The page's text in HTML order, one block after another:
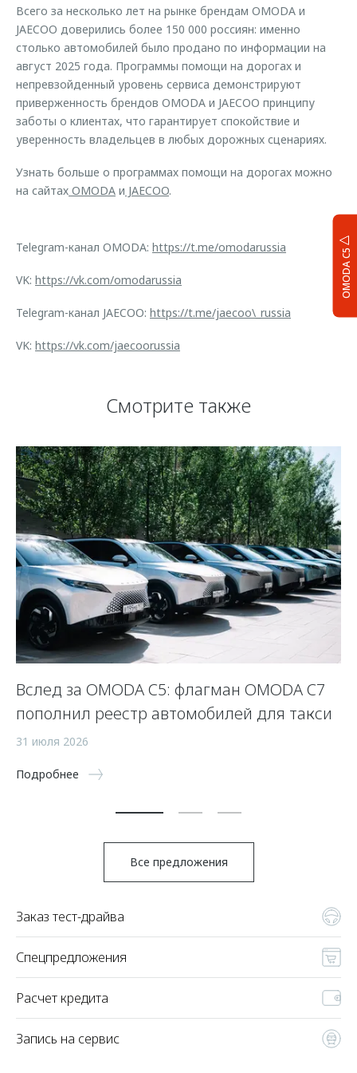
OMODA C5
Всего за несколько лет на рынке брендам OMODA и
JAECOO доверились более 150 000 россиян: именно
столько автомобилей было продано по информации на
август 2025 года. Программы помощи на дорогах и
непревзойденный уровень сервиса демонстрируют
приверженность брендов OMODA и JAECOO принципу
заботы о клиентах, что гарантирует спокойствие и
уверенность владельцев в любых дорожных сценариях.
Узнать больше о программах помощи на дорогах можно
на сайтах OMODA и JAECOO.
Telegram-канал OMODA: https://t.me/omodarussia
VK: https://vk.com/omodarussia
Telegram-канал JAECOO: https://t.me/jaecoo\_russia
VK: https://vk.com/jaecoorussia
Смотрите также
Вслед за OMODA C5: флагман OMODA C7
пополнил реестр автомобилей для такси
31 июля 2026
Подробнее
Все предложения
Заказ тест-драйва
Спецпредложения
Расчет кредита
Запись на сервис